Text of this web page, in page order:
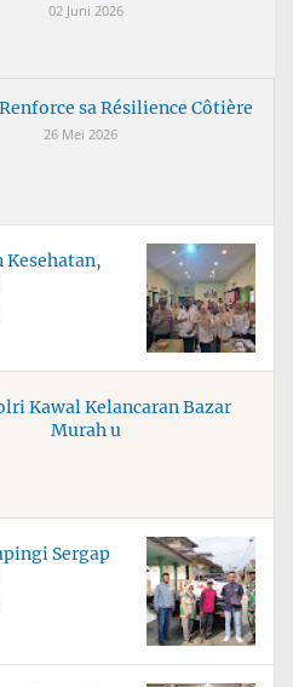
02 Juni 2026
sa Résilience Côtière
26 Mei 2026
Kesehatan,
Kawal Kelancaran Bazar
Murah u
Sergap